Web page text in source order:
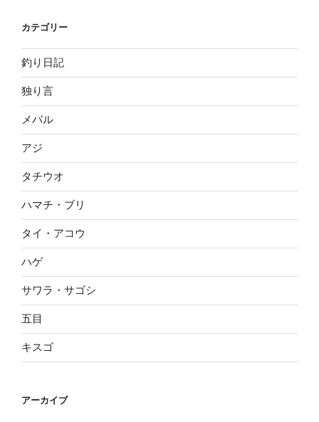
カテゴリー
釣り日記
独り言
メバル
アジ
タチウオ
ハマチ・ブリ
タイ・アコウ
ハゲ
サワラ・サゴシ
五目
キスゴ
アーカイブ